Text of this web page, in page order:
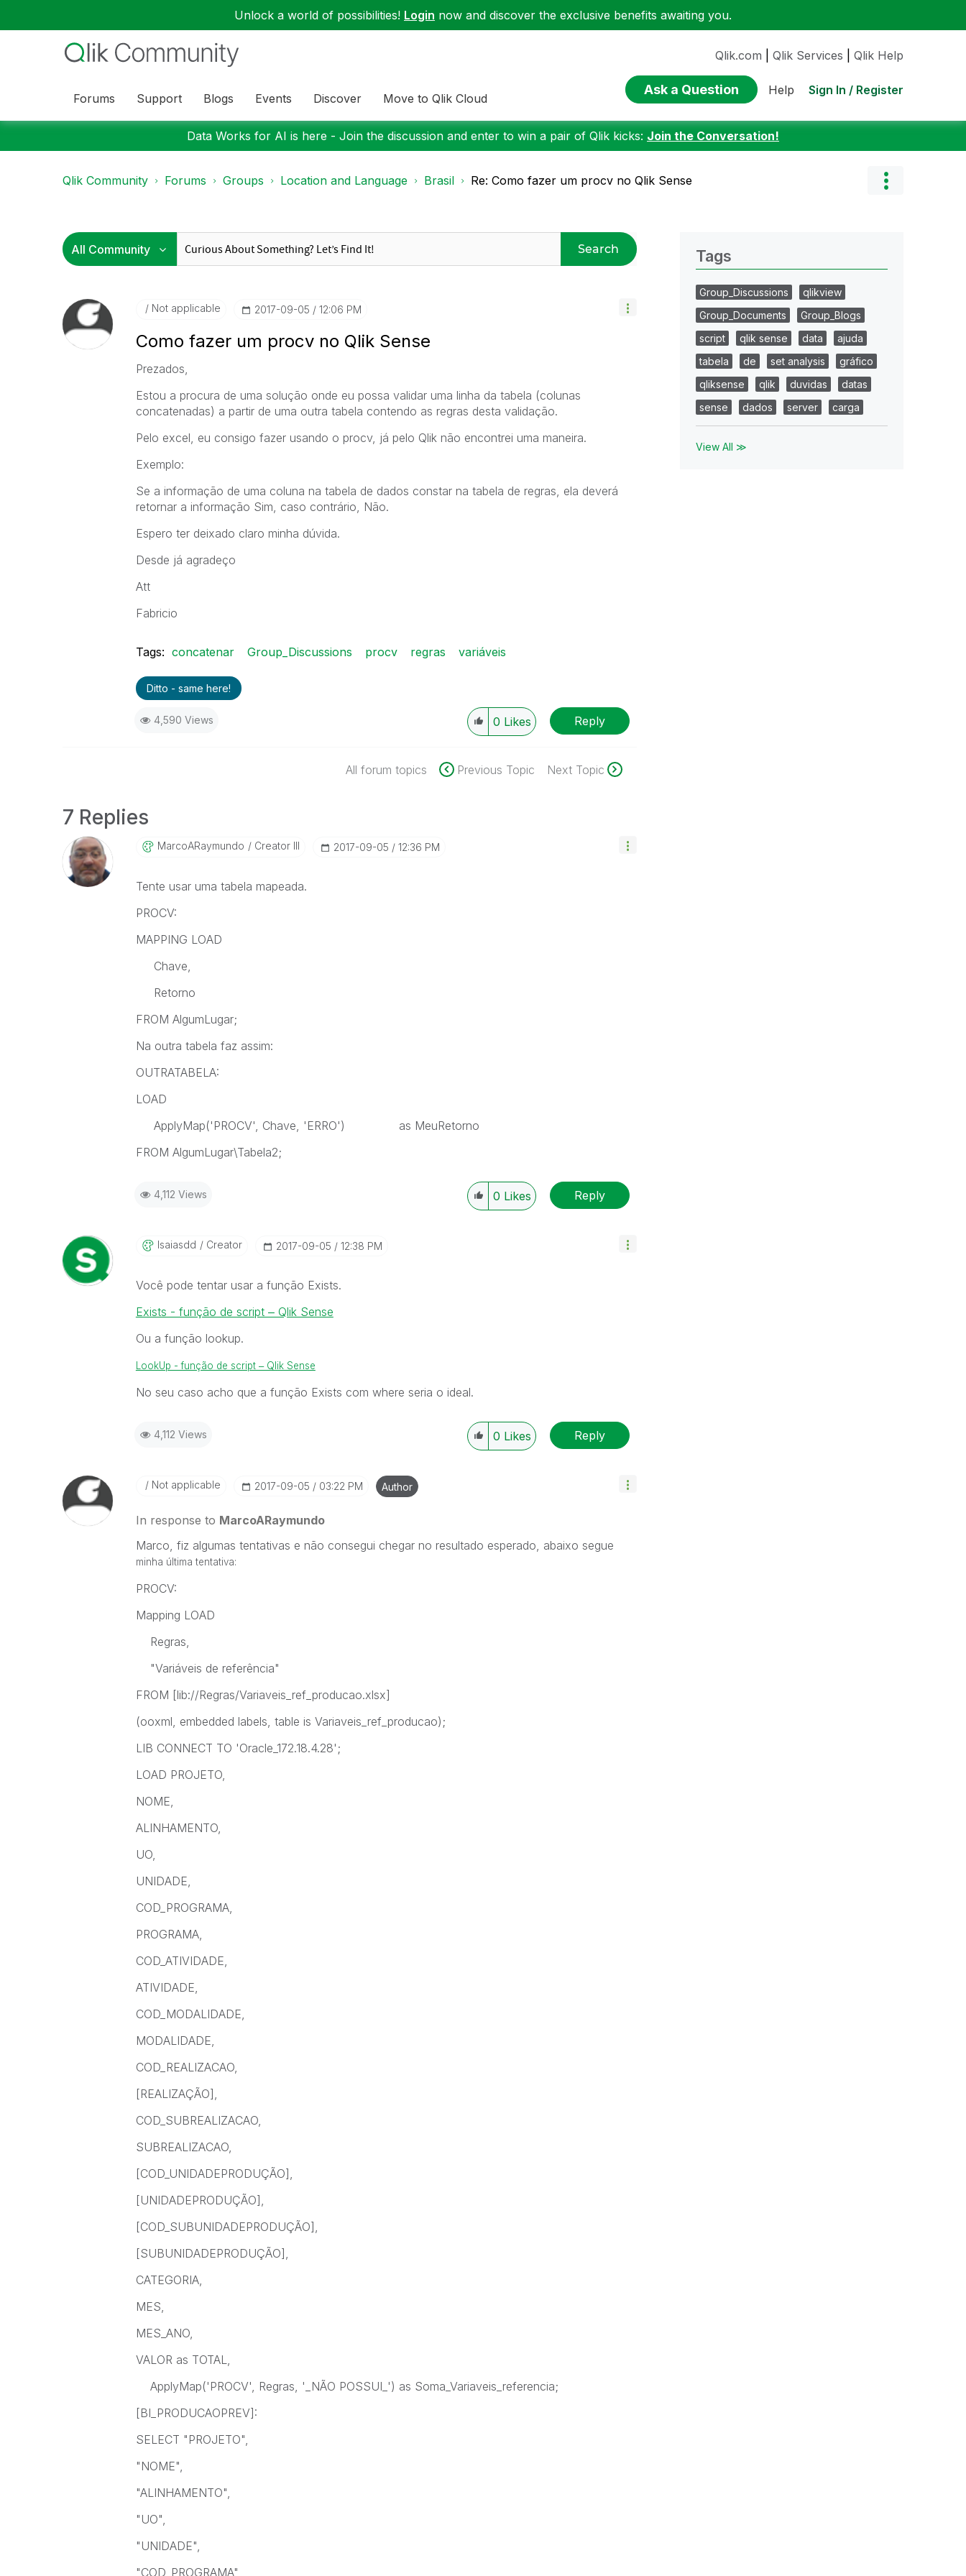
Unlock a world of possibilities! Login now and discover the exclusive benefits awaiting you.
Forums Support Blogs Events Discover Move to Qlik Cloud
Qlik.com Qlik Services Qlik Help
Ask a Question Help Sign In / Register
Data Works for AI is here - Join the discussion and enter to win a pair of Qlik kicks: Join the Conversation!
Qlik Community Forums Groups Location and Language Brasil Re: Como fazer um procv no Qlik Sense
Search
Not applicable ‎2017-09-05 12:06 PM
Como fazer um procv no Qlik Sense
Prezados,
Estou a procura de uma solução onde eu possa validar uma linha da tabela (colunas
concatenadas) a partir de uma outra tabela contendo as regras desta validação.
Pelo excel, eu consigo fazer usando o procv, já pelo Qlik não encontrei uma maneira.
Exemplo:
Se a informação de uma coluna na tabela de dados constar na tabela de regras, ela deverá
retornar a informação Sim, caso contrário, Não.
Espero ter deixado claro minha dúvida.
Desde já agradeço
Att
Fabricio
Tags: concatenar Group_Discussions procv regras variáveis
Ditto - same here!
4,590 Views 0 Likes Reply
All forum topics Previous Topic Next Topic
7 Replies
MarcoARaymundo Creator III ‎2017-09-05 12:36 PM
Tente usar uma tabela mapeada.
PROCV:
MAPPING LOAD
Chave,
Retorno
FROM AlgumLugar;
Na outra tabela faz assim:
OUTRATABELA:
LOAD
ApplyMap('PROCV', Chave, 'ERRO') as MeuRetorno
FROM AlgumLugar\Tabela2;
4,112 Views 0 Likes Reply
Isaiasdd Creator ‎2017-09-05 12:38 PM
Você pode tentar usar a função Exists.
Exists - função de script ‒ Qlik Sense
Ou a função lookup.
LookUp - função de script ‒ Qlik Sense
No seu caso acho que a função Exists com where seria o ideal.
4,112 Views 0 Likes Reply
Not applicable ‎2017-09-05 03:22 PM Author
In response to MarcoARaymundo
Marco, fiz algumas tentativas e não consegui chegar no resultado esperado, abaixo segue
minha última tentativa:
PROCV:
Mapping LOAD
Regras,
"Variáveis de referência"
FROM [lib://Regras/Variaveis_ref_producao.xlsx]
(ooxml, embedded labels, table is Variaveis_ref_producao);
LIB CONNECT TO 'Oracle_172.18.4.28';
LOAD PROJETO,
NOME,
ALINHAMENTO,
UO,
UNIDADE,
COD_PROGRAMA,
PROGRAMA,
COD_ATIVIDADE,
ATIVIDADE,
COD_MODALIDADE,
MODALIDADE,
COD_REALIZACAO,
[REALIZAÇÃO],
COD_SUBREALIZACAO,
SUBREALIZACAO,
[COD_UNIDADEPRODUÇÃO],
[UNIDADEPRODUÇÃO],
[COD_SUBUNIDADEPRODUÇÃO],
[SUBUNIDADEPRODUÇÃO],
CATEGORIA,
MES,
MES_ANO,
VALOR as TOTAL,
ApplyMap('PROCV', Regras, '_NÃO POSSUI_') as Soma_Variaveis_referencia;
[BI_PRODUCAOPREV]:
SELECT "PROJETO",
"NOME",
"ALINHAMENTO",
"UO",
"UNIDADE",
"COD_PROGRAMA",
Tags
Group_Discussions
qlikview
Group_Documents
Group_Blogs
script
qlik sense data
ajuda
tabela
de set analysis
gráfico
qliksense
qlik duvidas
datas
sense
dados server carga
View All ≫